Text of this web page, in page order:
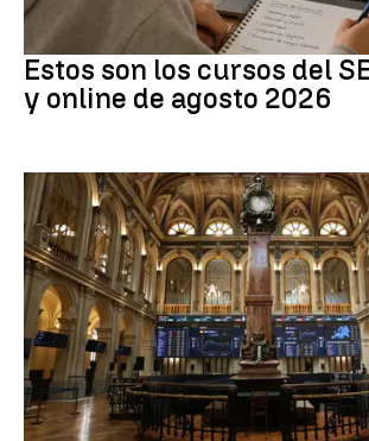
Estos son los cursos del
y online de agosto 2026
Bolsa